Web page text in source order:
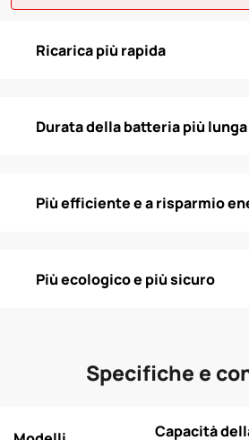
Ricarica più rapida
Durata della batteria più lunga
Più efficiente e a risparmio
Più ecologico e più sicuro
Specifiche e
Capacità